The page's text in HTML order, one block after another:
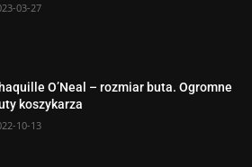
03-27
O’Neal – rozmiar buta. Ogromne
koszykarza
10-13